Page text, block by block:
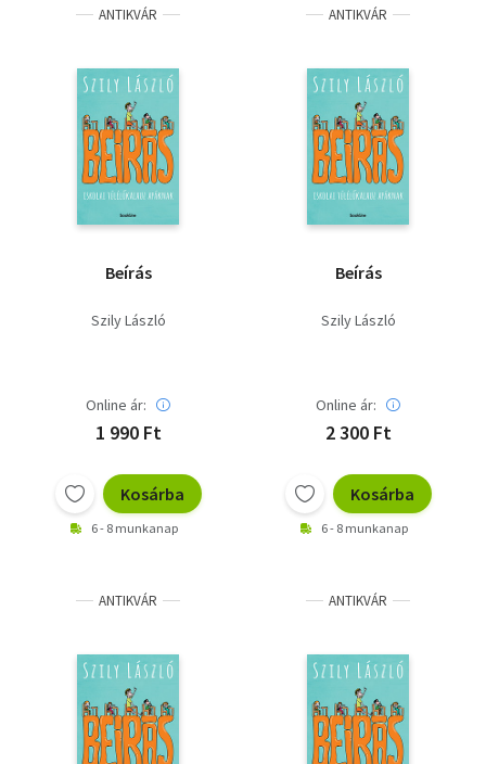
Művészet
Szakkönyv
Szótár, nyelvkönyv
Tankönyv, segédkönyv
Társadalomtudomány
Természettudomány
ANTIKVÁR
Beírás
Szily László
Online ár:
1 990 Ft
Kosárba
6 - 8 munkanap
ANTIKVÁR
Beírás
Szily László
Online ár:
2 300 Ft
Kosárba
6 - 8 munkanap
ANTIKVÁR ANTIKVÁR